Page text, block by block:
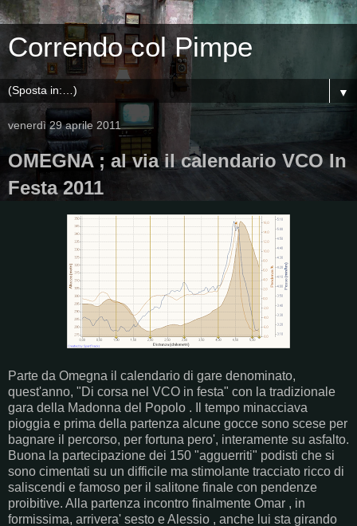
Correndo col Pimpe
▼
venerdì 29 aprile 2011
OMEGNA ; al via il calendario VCO In
Festa 2011
Parte da Omegna il calendario di gare denominato,
quest'anno, "Di corsa nel VCO in festa" con la tradizionale
gara della Madonna del Popolo . Il tempo minacciava
pioggia e prima della partenza alcune gocce sono scese per
bagnare il percorso, per fortuna pero', interamente su asfalto.
Buona la partecipazione dei 150 "agguerriti" podisti che si
sono cimentati su un difficile ma stimolante tracciato ricco di
saliscendi e famoso per il salitone finale con pendenze
proibitive. Alla partenza incontro finalmente Omar , in
formissima, arrivera' sesto e Alessio , anche lui sta girando